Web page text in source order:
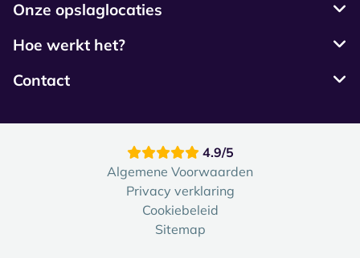
Onze opslaglocaties
Hoe werkt het?
Contact
4.9/5
Algemene Voorwaarden
Privacy verklaring
Cookiebeleid
Sitemap